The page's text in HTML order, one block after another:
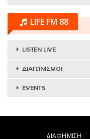
LIFE FM 88
LISTEN LIVE
ΔΙΑΓΩΝΙΣΜΟΙ
EVENTS
ΔΙΑΦΗΜΙΣΗ